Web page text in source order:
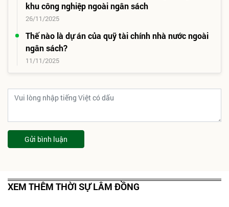
khu công nghiệp ngoài ngân sách
26/11/2025
Thế nào là dự án của quỹ tài chính nhà nước ngoài
ngân sách?
11/11/2025
Gửi bình luận
XEM THÊM THỜI SỰ LÂM ĐỒNG